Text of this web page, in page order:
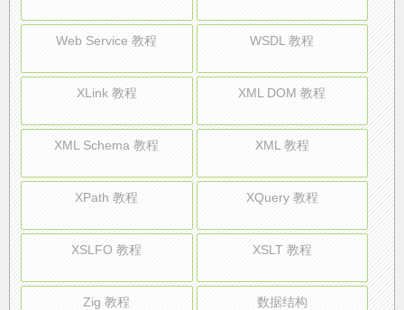
Web Service 教程 WSDL 教程
XLink 教程 XML DOM 教程
XML Schema 教程 XML 教程
XPath 教程 XQuery 教程
XSLFO 教程 XSLT 教程
Zig 教程 数据结构